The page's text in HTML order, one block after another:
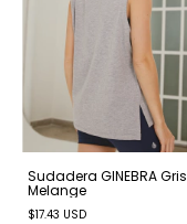
Sudadera GINEBRA Gris
Melange
$17.43 USD